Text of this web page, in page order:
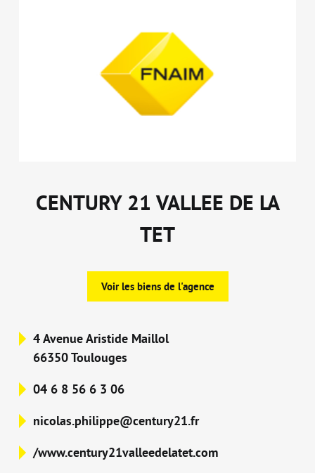
CENTURY 21 VALLEE DE LA
TET
Voir les biens de l'agence
4 Avenue Aristide Maillol
66350 Toulouges
04 6 8 56 6 3 06
nicolas.philippe@century21.fr
/www.century21valleedelatet.com